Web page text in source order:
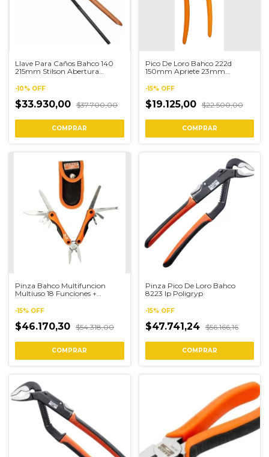
Llave Para Caños Bahco 140
215mm Stilson Abertura
-10% OFF
$33.930,00 $37.700,00
Pico De Loro Bahco 222d
150mm Apriete 23mm
-15% OFF
$19.125,00 $22.500,00
Pinza Bahco Multifuncion
Multiuso 18 Funciones +
-15% OFF
$46.170,30 $54.318,00
Pinza Pico De Loro Bahco
8223 Ip Poligryp
-15% OFF
$47.741,24 $56.166,16